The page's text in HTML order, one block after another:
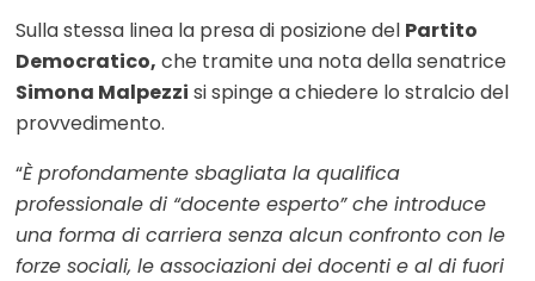
Sulla stessa linea la presa di posizione del Partito
Democratico, che tramite una nota della senatrice
Simona Malpezzi si spinge a chiedere lo stralcio del
provvedimento.
“È profondamente sbagliata la qualifica
professionale di “docente esperto” che introduce
una forma di carriera senza alcun confronto con le
forze sociali, le associazioni dei docenti e al di fuori